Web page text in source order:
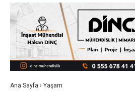
Ana Sayfa › Yaşam